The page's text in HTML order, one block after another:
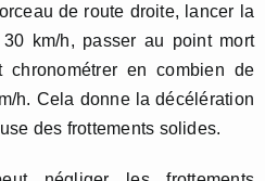
de route droite, lancer la
km/h, passer au point mort
en combien de
h. Cela donne la décélération
des frottements solides.